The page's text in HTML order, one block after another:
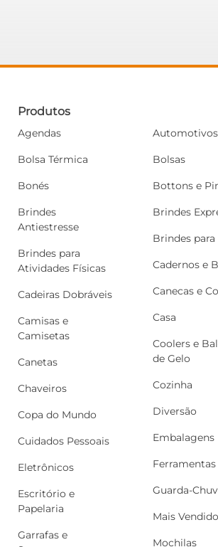
Produtos
Agendas
Bolsa Térmica
Bonés
Brindes
Antiestresse
Brindes para
Atividades Físicas
Cadeiras Dobráveis
Camisas e
Camisetas
Canetas
Chaveiros
Copa do Mundo
Cuidados Pessoais
Eletrônicos
Escritório e
Papelaria
Garrafas e
Automotivos
Bolsas
Bottons e
Brindes
Brindes para
Cadernos e
Canecas e
Casa
Coolers e
de Gelo
Cozinha
Diversão
Embalagens
Ferramentas
Guarda-
Mais
Mochilas